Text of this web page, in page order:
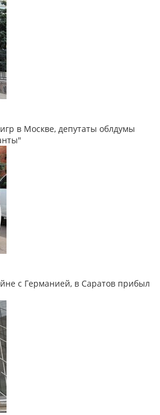
в Москве, депутаты облдумы
с Германией, в Саратов прибыл